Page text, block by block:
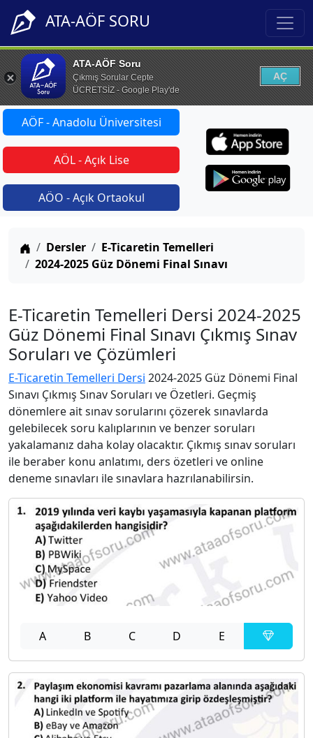
ATA-AÖF SORU
ATA-AÖF Soru
Çıkmış Sorular Cepte
ÜCRETSİZ - Google Play'de
AÇ
AÖF - Anadolu Üniversitesi
AÖL - Açık Lise
AÖO - Açık Ortaokul
Anasayfa
Dersler
E-Ticaretin Temelleri
2024-2025 Güz Dönemi Final Sınavı
E-Ticaretin Temelleri Dersi 2024-2025
Güz Dönemi Final Sınavı Çıkmış Sınav
Soruları ve Çözümleri
E-Ticaretin Temelleri Dersi 2024-2025 Güz Dönemi Final
Sınavı Çıkmış Sınav Soruları ve Özetleri. Geçmiş
dönemlere ait sınav sorularını çözerek sınavlarda
gelebilecek soru kalıplarının ve benzer soruları
yakalamanız daha kolay olacaktır. Çıkmış sınav soruları
ile beraber konu anlatımı, ders özetleri ve online
deneme sınavları ile sınavlara hazrılanabilirsin.
A B C D E